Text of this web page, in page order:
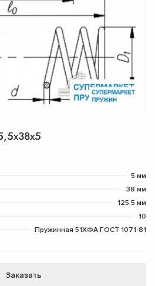
5 мм
38 мм
125.5 мм
10
Пружинная 51ХФА ГОСТ 1071-81
Заказать